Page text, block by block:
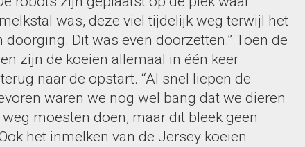
was, deze viel tijdelijk weg terwijl het
Dit was even doorzetten.” Toen de
zijn de koeien allemaal in één keer
naar de opstart. “Al snel liepen de
waren we nog wel bang dat we dieren
moesten doen, maar dit bleek geen
het inmelken van de Jersey koeien